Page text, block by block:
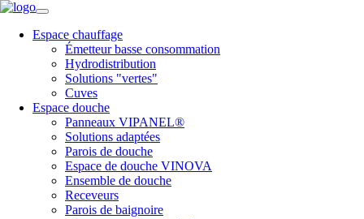
Espace chauffage
Émetteur basse consommation
Hydrodistribution
Solutions "vertes"
Cuves
Espace douche
Panneaux VIPANEL®
Solutions adaptées
Parois de douche
Espace de douche VINOVA
Ensemble de douche
Receveurs
Parois de baignoire